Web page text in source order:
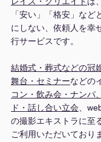
「安い」「格安」など
にしない、依頼人を幸
行サービスです。
結婚式・葬式などの冠
舞台 ・ セミナーなどの
コン・飲み会・ナンパ
ド・話し合い立会、
の撮影エキストラに至
ご利用いただいており